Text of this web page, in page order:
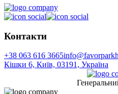
Контакти
+38 063 616 3665
Кішки 6, Київ, 03191, Україна